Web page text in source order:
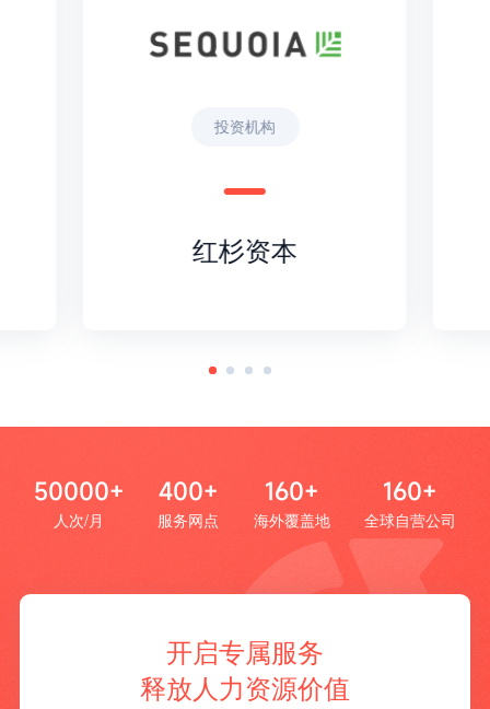
投资机构
红杉资本
50000+
人次/月
400+
服务网点
160+
海外覆盖地
160+
全球自营公司
开启专属服务
释放人力资源价值